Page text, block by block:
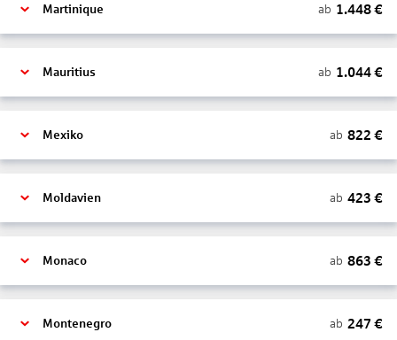
Martinique ab 1.448€
Mauritius ab 1.044€
Mexiko ab 822 €
Moldavien ab 423 €
Monaco ab 863 €
Montenegro ab 247 €